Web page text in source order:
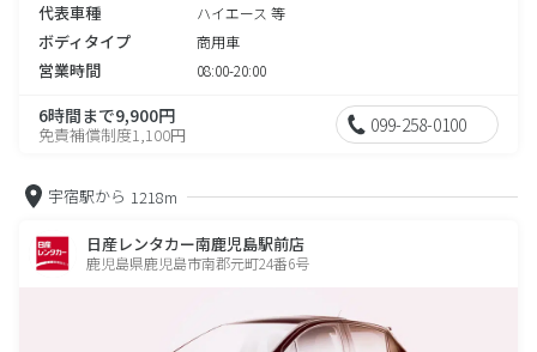
代表車種 ハイエース 等
ボディタイプ 商用車
営業時間 08:00-20:00
6時間まで9,900円
免責補償制度1,100円 099-258-0100
宇宿駅から 1218m
日産レンタカー南鹿児島駅前店
鹿児島県鹿児島市南郡元町24番6号